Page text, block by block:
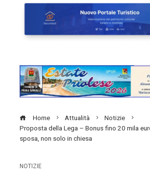
Home Attualità
Notizie
Proposta della Lega – Bonus fino 20 mila
sposa, non solo in chiesa
NOTIZIE